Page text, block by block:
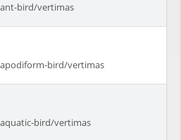
bird/vertimas
bird/vertimas
bird/vertimas